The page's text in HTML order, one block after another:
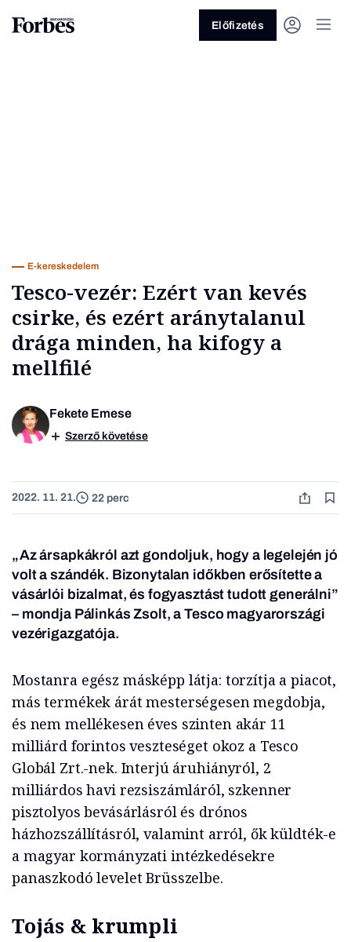
Üzlet
Előfizetés
E-kereskedelem
Tesco-vezér: Ezért van kevés
csirke, és ezért aránytalanul
drága minden, ha kifogy a
mellfilé
Fekete Emese
Szerző követése
2022. 11. 21. 22 perc
„Az ársapkákról azt gondoljuk, hogy a legelején jó
volt a szándék. Bizonytalan időkben erősítette a
vásárlói bizalmat, és fogyasztást tudott generálni”
– mondja Pálinkás Zsolt, a Tesco magyarországi
vezérigazgatója.
Mostanra egész másképp látja: torzítja a piacot,
más termékek árát mesterségesen megdobja,
és nem mellékesen éves szinten akár 11
milliárd forintos veszteséget okoz a Tesco
Globál Zrt.-nek. Interjú áruhiányról, 2
milliárdos havi rezsiszámláról, szkenner
pisztolyos bevásárlásról és drónos
házhozszállításról, valamint arról, ők küldték-e
a magyar kormányzati intézkedésekre
panaszkodó levelet Brüsszelbe.
Tojás & krumpli